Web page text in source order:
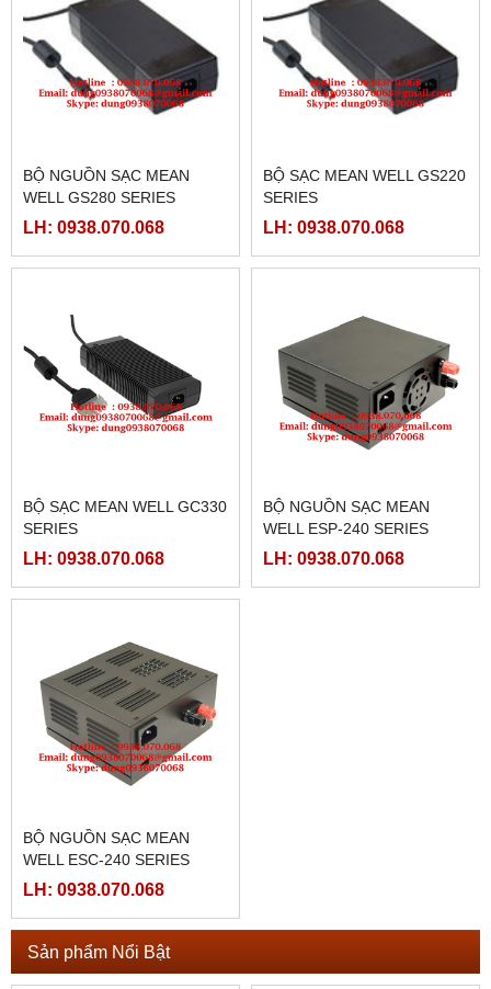
BỘ NGUỒN SẠC MEAN
WELL GS280 SERIES
LH: 0938.070.068
BỘ SẠC MEAN WELL GS220
SERIES
LH: 0938.070.068
BỘ SẠC MEAN WELL GC330
SERIES
LH: 0938.070.068
BỘ NGUỒN SẠC MEAN
WELL ESP-240 SERIES
LH: 0938.070.068
BỘ NGUỒN SẠC MEAN
WELL ESC-240 SERIES
LH: 0938.070.068
Sản phẩm Nổi Bật